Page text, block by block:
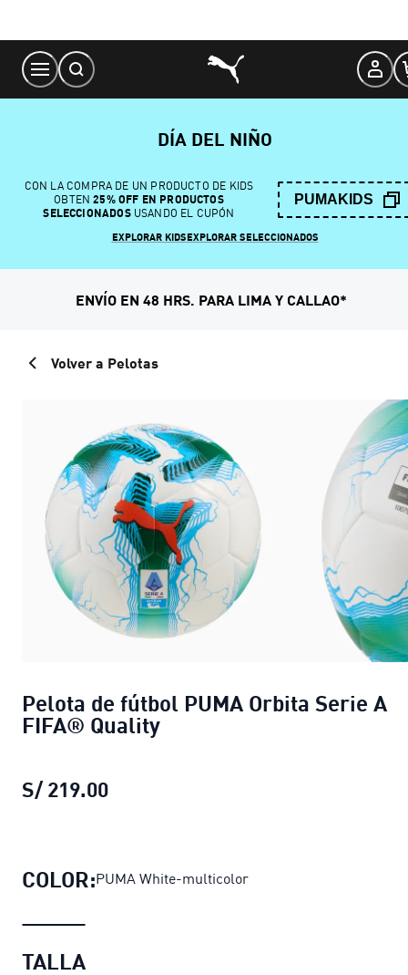
Content
DÍA DEL NIÑO
CON LA COMPRA DE UN PRODUCTO DE KIDS
OBTEN 25% OFF EN PRODUCTOS
SELECCIONADOSUSANDO EL CUPÓN
PUMAKIDS
EXPLORAR KIDSEXPLORAR SELECCIONADOS
ENVÍO EN 48 HRS. PARA LIMA Y CALLAO*
Volver a Pelotas
Pelota de fútbol PUMA Orbita Serie A
FIFA® Quality
S/ 219.00
COLOR:PUMA White-multicolor
TALLA